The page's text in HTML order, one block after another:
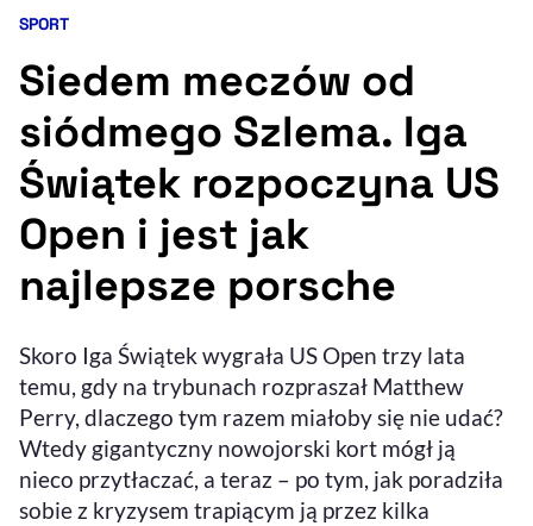
Ułatwienia dostępności wspierają:
Sprawdź, jak i dlaczego zwiększamy dostępność , otwiera się w nowym
Deklaracja dostępności , otwiera się w nowym oknie
Zgłoś problem
, otwiera się w
Kategoria artykułu:
SPORT
Siedem meczów od
siódmego Szlema. Iga
Świątek rozpoczyna US
Open i jest jak
najlepsze porsche
Skoro Iga Świątek wygrała US Open trzy lata
temu, gdy na trybunach rozpraszał Matthew
Perry, dlaczego tym razem miałoby się nie udać?
Wtedy gigantyczny nowojorski kort mógł ją
nieco przytłaczać, a teraz – po tym, jak poradziła
sobie z kryzysem trapiącym ją przez kilka